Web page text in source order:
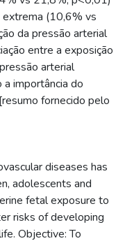
extrema (10,6% vs
da pressão arterial
entre a exposição
arterial
a importância do
fornecido pelo
diseases has
adolescents and
fetal exposure to
risks of developing
Objective: To